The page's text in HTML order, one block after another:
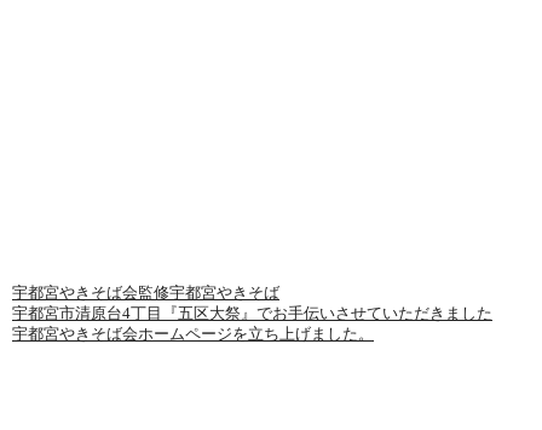
宇都宮やきそば会監修宇都宮やきそば
宇都宮市清原台4丁目『五区大祭』でお手伝いさせていただきました
宇都宮やきそば会ホームページを立ち上げました。